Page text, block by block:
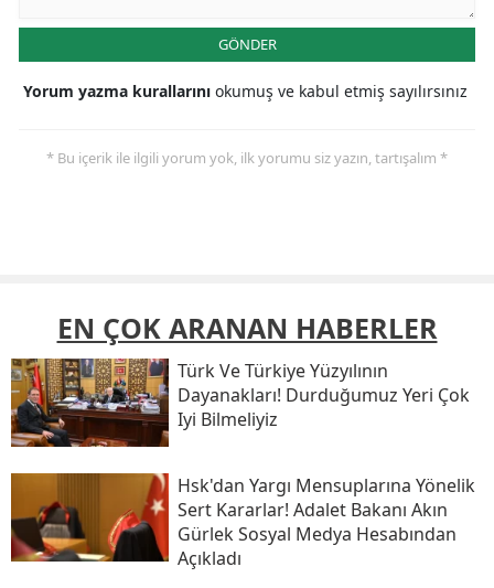
GÖNDER
Yorum yazma kurallarını okumuş ve kabul etmiş sayılırsınız
* Bu içerik ile ilgili yorum yok, ilk yorumu siz yazın, tartışalım *
EN ÇOK ARANAN HABERLER
Türk Ve Türkiye Yüzyılının
Dayanakları! Durduğumuz Yeri Çok
Iyi Bilmeliyiz
Hsk'dan Yargı Mensuplarına Yönelik
Sert Kararlar! Adalet Bakanı Akın
Gürlek Sosyal Medya Hesabından
Açıkladı